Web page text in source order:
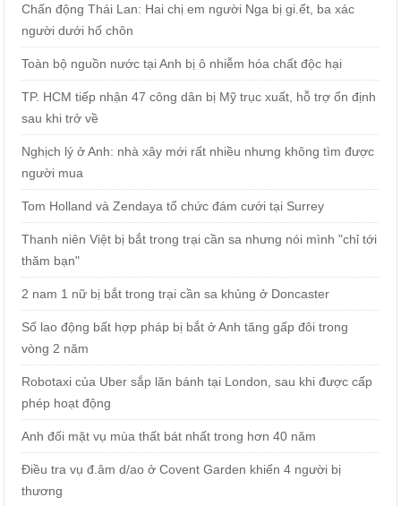
Chấn động Thái Lan: Hai chị em người Nga bị gi.ết, ba xác
người dưới hố chôn
Toàn bộ nguồn nước tại Anh bị ô nhiễm hóa chất độc hại
TP. HCM tiếp nhận 47 công dân bị Mỹ trục xuất, hỗ trợ ổn định
sau khi trở về
Nghịch lý ở Anh: nhà xây mới rất nhiều nhưng không tìm được
người mua
Tom Holland và Zendaya tổ chức đám cưới tại Surrey
Thanh niên Việt bị bắt trong trại cần sa nhưng nói mình "chỉ tới
thăm bạn"
2 nam 1 nữ bị bắt trong trại cần sa khủng ở Doncaster
Số lao động bất hợp pháp bị bắt ở Anh tăng gấp đôi trong
vòng 2 năm
Robotaxi của Uber sắp lăn bánh tại London, sau khi được cấp
phép hoạt động
Anh đối mặt vụ mùa thất bát nhất trong hơn 40 năm
Điều tra vụ đ.âm d/ao ở Covent Garden khiến 4 người bị
thương